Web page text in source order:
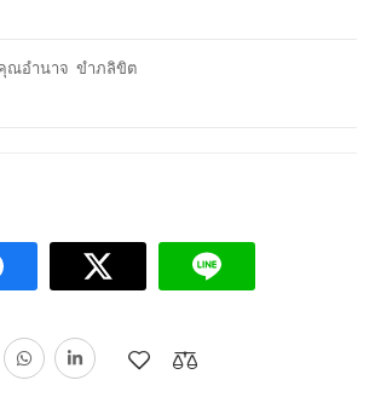
ณอำนาจ ขำภลิขิต